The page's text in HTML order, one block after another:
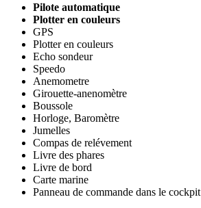
Pilote automatique
Plotter en couleurs
GPS
Plotter en couleurs
Echo sondeur
Speedo
Anemometre
Girouette-anenomètre
Boussole
Horloge, Baromètre
Jumelles
Compas de relévement
Livre des phares
Livre de bord
Carte marine
Panneau de commande dans le cockpit